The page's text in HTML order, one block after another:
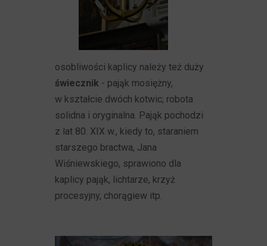
osobliwości kaplicy należy też duży
świecznik - pająk mosiężny,
w kształcie dwóch kotwic; robota
solidna i oryginalna. Pająk pochodzi
z lat 80. XIX w., kiedy to, staraniem
starszego bractwa, Jana
Wiśniewskiego, sprawiono dla
kaplicy pająk, lichtarze, krzyż
procesyjny, chorągiew itp.